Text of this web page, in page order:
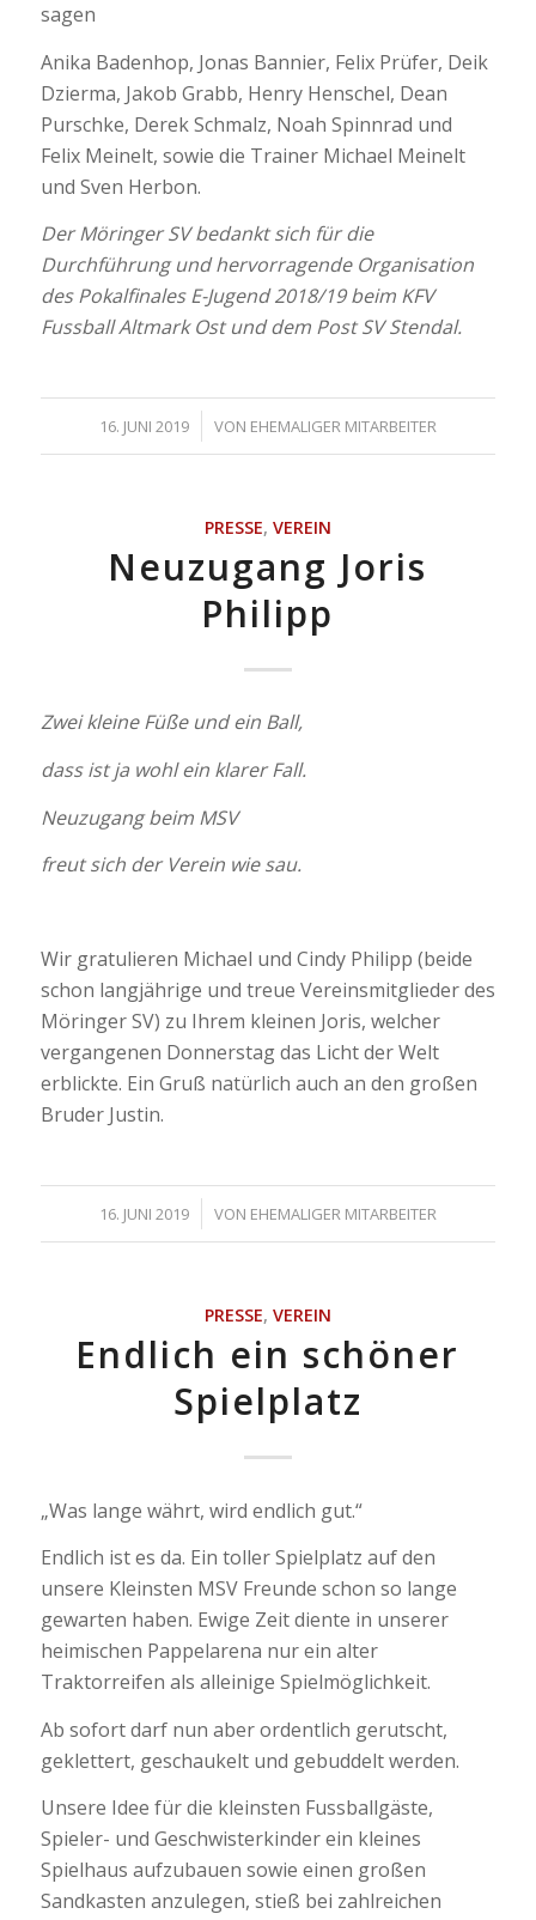
sagen
Anika Badenhop, Jonas Bannier, Felix Prüfer, Deik
Dzierma, Jakob Grabb, Henry Henschel, Dean
Purschke, Derek Schmalz, Noah Spinnrad und
Felix Meinelt, sowie die Trainer Michael Meinelt
und Sven Herbon.
Der Möringer SV bedankt sich für die
Durchführung und hervorragende Organisation
des Pokalfinales E-Jugend 2018/19 beim KFV
Fussball Altmark Ost und dem Post SV Stendal.
16. JUNI 2019
/ VON EHEMALIGER MITARBEITER
PRESSE, VEREIN
Neuzugang Joris
Philipp
Zwei kleine Füße und ein Ball,
dass ist ja wohl ein klarer Fall.
Neuzugang beim MSV
freut sich der Verein wie sau.
Wir gratulieren Michael und Cindy Philipp (beide
schon langjährige und treue Vereinsmitglieder des
Möringer SV) zu Ihrem kleinen Joris, welcher
vergangenen Donnerstag das Licht der Welt
erblickte. Ein Gruß natürlich auch an den großen
Bruder Justin.
16. JUNI 2019
/ VON EHEMALIGER MITARBEITER
PRESSE, VEREIN
Endlich ein schöner
Spielplatz
„Was lange währt, wird endlich gut.“
Endlich ist es da. Ein toller Spielplatz auf den
unsere Kleinsten MSV Freunde schon so lange
gewarten haben. Ewige Zeit diente in unserer
heimischen Pappelarena nur ein alter
Traktorreifen als alleinige Spielmöglichkeit.
Ab sofort darf nun aber ordentlich gerutscht,
geklettert, geschaukelt und gebuddelt werden.
Unsere Idee für die kleinsten Fussballgäste,
Spieler- und Geschwisterkinder ein kleines
Spielhaus aufzubauen sowie einen großen
Sandkasten anzulegen, stieß bei zahlreichen